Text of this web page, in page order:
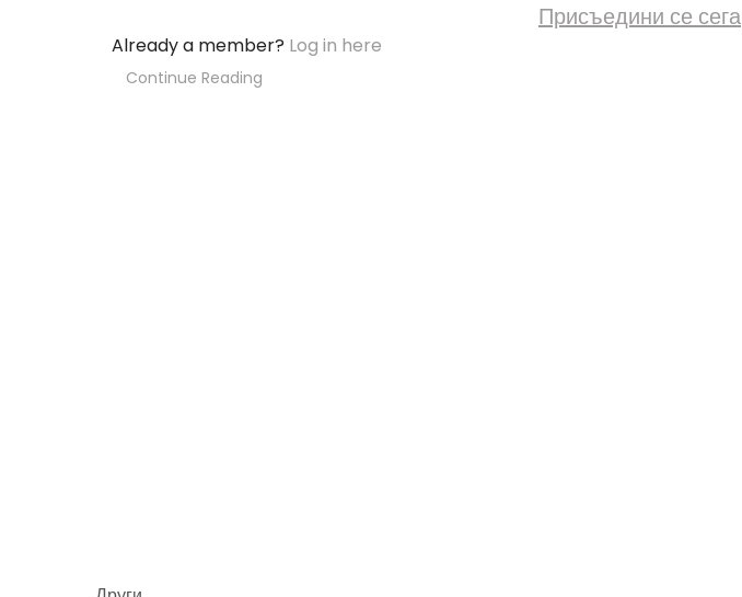
Присъедини се сега
Already a member? Log in here
Continue Reading